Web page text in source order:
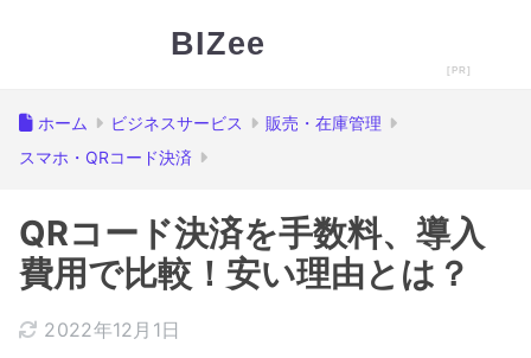
BIZee
ホーム ビジネスサービス
販売・在庫管理
スマホ・QRコード決済
QRコード決済を手数料、導入
費用で比較！安い理由とは？
2022年12月1日